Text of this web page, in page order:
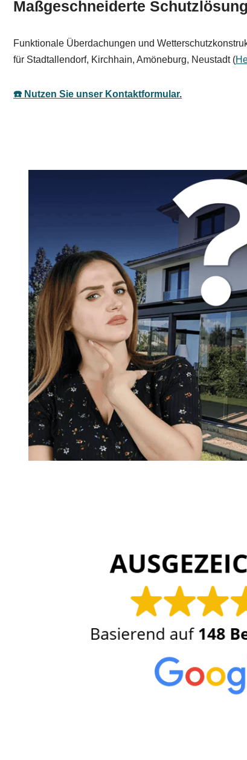
Maßgeschneiderte
Funktionale Überdachungen und
für Stadtallendorf, Kirchhain, Amöneburg, Neustadt (
☎️ Nutzen Sie unser Kontaktformular.